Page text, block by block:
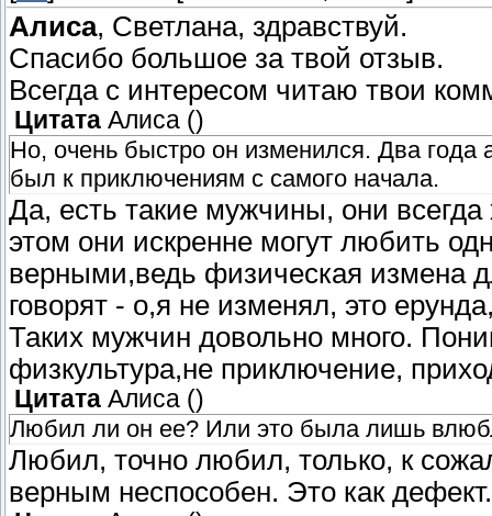
Алиса, Светлана, здравствуй.
Спасибо большое за твой отзыв.
Всегда с интересом читаю твои
Цитата Алиса ()
Но, очень быстро он изменился. Два года
был к приключениям с самого начала.
Да, есть такие мужчины, они
этом они искренне могут любить
верными,ведь физическая измена
говорят - о,я не изменял, это
Таких мужчин довольно много.
физкультура,не приключение,
Цитата Алиса ()
Любил ли он ее? Или это была лишь
Любил, точно любил, только, к
верным неспособен. Это как дефект.